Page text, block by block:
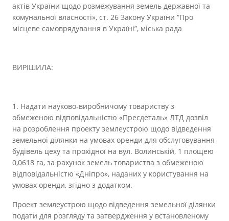
актів України щодо розмежування земель державної та
комунальної власності», ст. 26 Закону України “Про
місцеве самоврядування в Україні”, міська рада
ВИРІШИЛА:
1. Надати науково-виробничому товариству з
обмеженою відповідальністю «Пресдеталь» ЛТД дозвіл
на розроблення проекту землеустрою щодо відведення
земельної ділянки на умовах оренди для обслуговування
будівель цеху та прохідної на вул. Волинській, 1 площею
0,0618 га, за рахунок земель товариства з обмеженою
відповідальністю «Дніпро», наданих у користування на
умовах оренди, згідно з додатком.
Проект землеустрою щодо відведення земельної ділянки
подати для розгляду та затвердження у встановленому